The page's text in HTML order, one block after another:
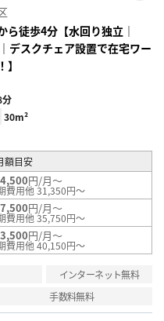
り登
録
ら徒歩4分【水回り独立｜
デスクチェア設置で在宅ワー
分
30m²
額目安
円/月～
費用他 31,350円～
円/月～
費用他 35,750円～
円/月～
費用他 40,150円～
インターネット無料
手数料無料